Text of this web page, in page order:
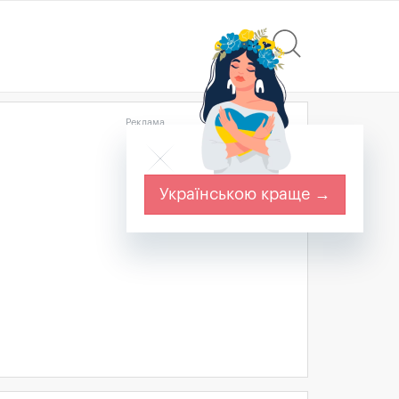
Реклама
Українською краще →